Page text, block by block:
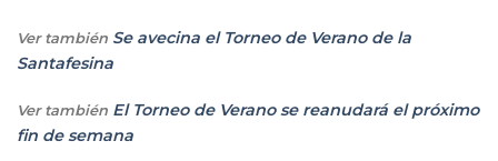
Ver también Se avecina el Torneo de Verano de la
Santafesina
Ver también El Torneo de Verano se reanudará el próximo
fin de semana